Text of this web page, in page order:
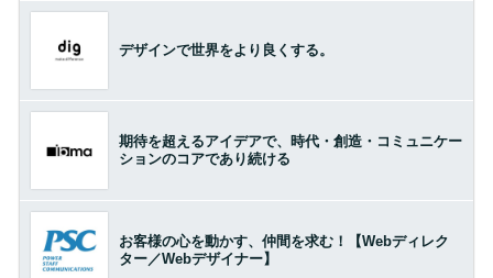
デザインで世界をより良くする。
期待を超えるアイデアで、時代・創造・コミュニケー
ションのコアであり続ける
お客様の心を動かす、仲間を求む！【Webディレク
ター／Webデザイナー】